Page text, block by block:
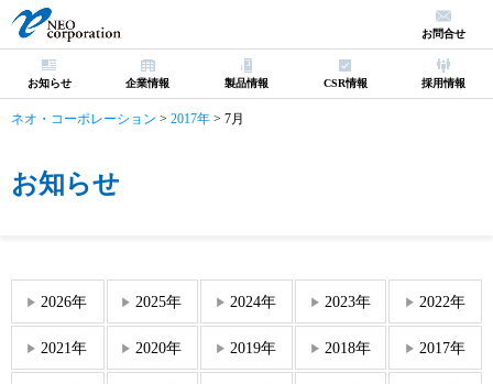
お知らせ 企業情報 製品情報 CSR情報 採用情報
お問合せ
ネオ・コーポレーション > 2017年 > 7月
お知らせ
2026年 2025年 2024年 2023年 2022年
2021年 2020年 2019年 2018年 2017年